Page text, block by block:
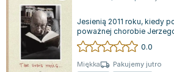
Jesienią 2011 roku, kiedy
poważnej chorobie
zamarła w niepokoju. Ten
0.0
Miękka
Pakujemy jutro